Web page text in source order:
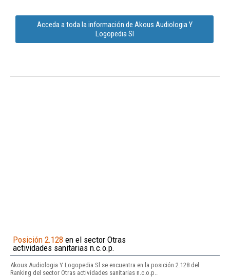
Acceda a toda la información de Akous Audiologia Y
Logopedia Sl
Posición 2.128 en el sector Otras
actividades sanitarias n.c.o.p.
Akous Audiologia Y Logopedia Sl se encuentra en la posición 2.128 del
Ranking del sector Otras actividades sanitarias n.c.o.p..